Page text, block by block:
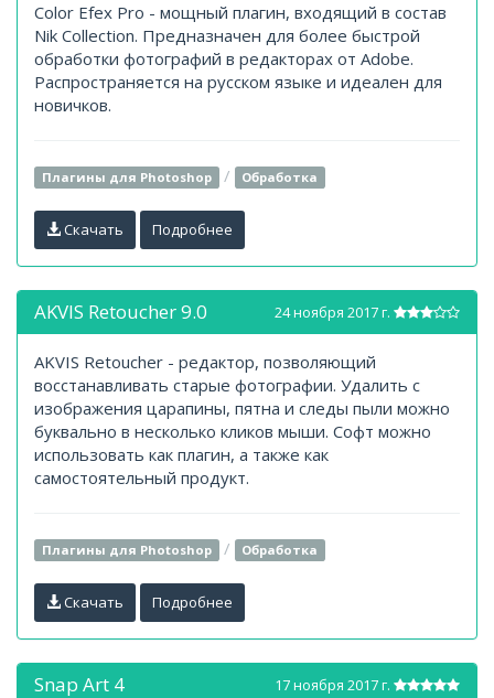
Color Efex Pro - мощный плагин, входящий в состав
Nik Collection. Предназначен для более быстрой
обработки фотографий в редакторах от Adobe.
Распространяется на русском языке и идеален для
новичков.
Плагины для Photoshop / Обработка
Скачать Подробнее
24 ноября 2017 г.
AKVIS Retoucher 9.0
AKVIS Retoucher - редактор, позволяющий
восстанавливать старые фотографии. Удалить с
изображения царапины, пятна и следы пыли можно
буквально в несколько кликов мыши. Софт можно
использовать как плагин, а также как
самостоятельный продукт.
Плагины для Photoshop / Обработка
Скачать Подробнее
17 ноября 2017 г.
Snap Art 4